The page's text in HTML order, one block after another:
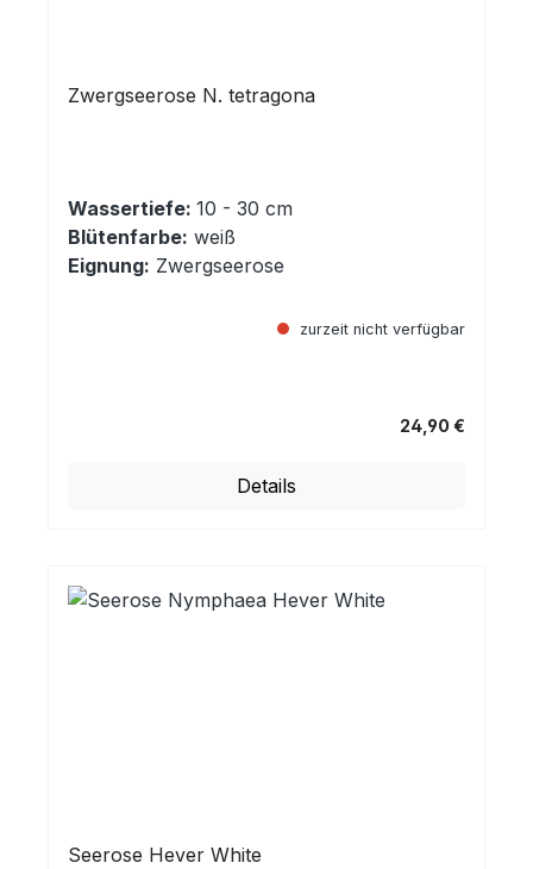
Zwergseerose N. tetragona
Wassertiefe: 10 - 30 cm
Blütenfarbe: weiß
Eignung: Zwergseerose
zurzeit nicht verfügbar
24,90 €
Details
Seerose Hever White